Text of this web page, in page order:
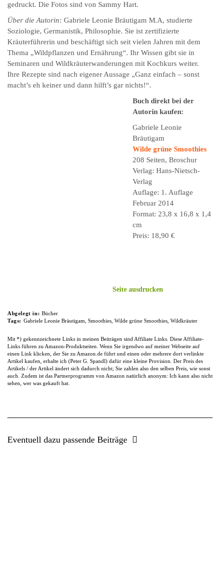
gedruckt. Die Fotos sind von Sammy Hart.
Über die Autorin: Gabriele Leonie Bräutigam M.A, studierte
Soziologie, Germanistik, Philosophie. Sie ist zertifizierte
Kräuterführerin und beschäftigt sich seit vielen Jahren mit dem
Thema „Wildpflanzen und Ernährung“. Ihr Wissen gibt sie in
Seminaren und Wildkräuterwanderungen mit Kochkurs weiter.
Ihre Rezepte sind nach eigener Aussage „Ganz einfach – sonst
macht’s eh keiner und dann hilft’s gar nichts!“.
Buch direkt bei der
Autorin kaufen:
Gabriele Leonie
Bräutigam
Wilde grüne Smoothies
208 Seiten, Broschur
Verlag: Hans-Nietsch-
Verlag
Auflage: 1. Auflage
Februar 2014
Format: 23,8 x 16,8 x 1,4
cm
Preis: 18,90 €
Seite ausdrucken
Abgelegt in: Bücher
Tags: Gabriele Leonie Bräutigam Smoothies, Wilde grüne Smoothies, Wildkräuter
Mit *) gekennzeichnete Links in meinen Beiträgen sind Affiliate Links. Diese Affiliate-
Links führen zu Amazon-Produktseiten. Wenn Sie irgendwo auf meiner Webseite auf
einen Link klicken, der Sie zu Amazon.de führt und einen oder mehrere dort verlinkte
Artikel kaufen, erhalte ich (Peter G. Spandl) dafür eine kleine Provision. Der Preis des
Artikels / der Artikel ändert sich dadurch nicht; Sie zahlen also den selben Preis, wie sonst
auch. Zudem ist das Partnerprogramm von Amazon natürlich anonym: Ich kann also nicht
sehen, wer was gekauft hat.
Eventuell dazu passende Beiträge